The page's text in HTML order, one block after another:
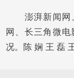
澎湃新闻网、
网、长三角微
况。陈 娴 王 磊